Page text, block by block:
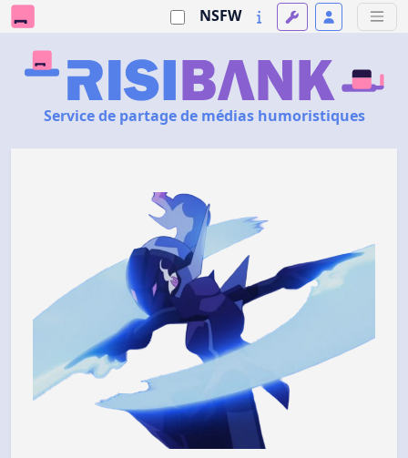
NSFW
Service de partage de médias humoristiques